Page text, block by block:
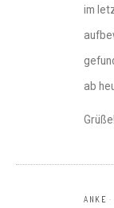
im
ab
Grüße!
ANKE